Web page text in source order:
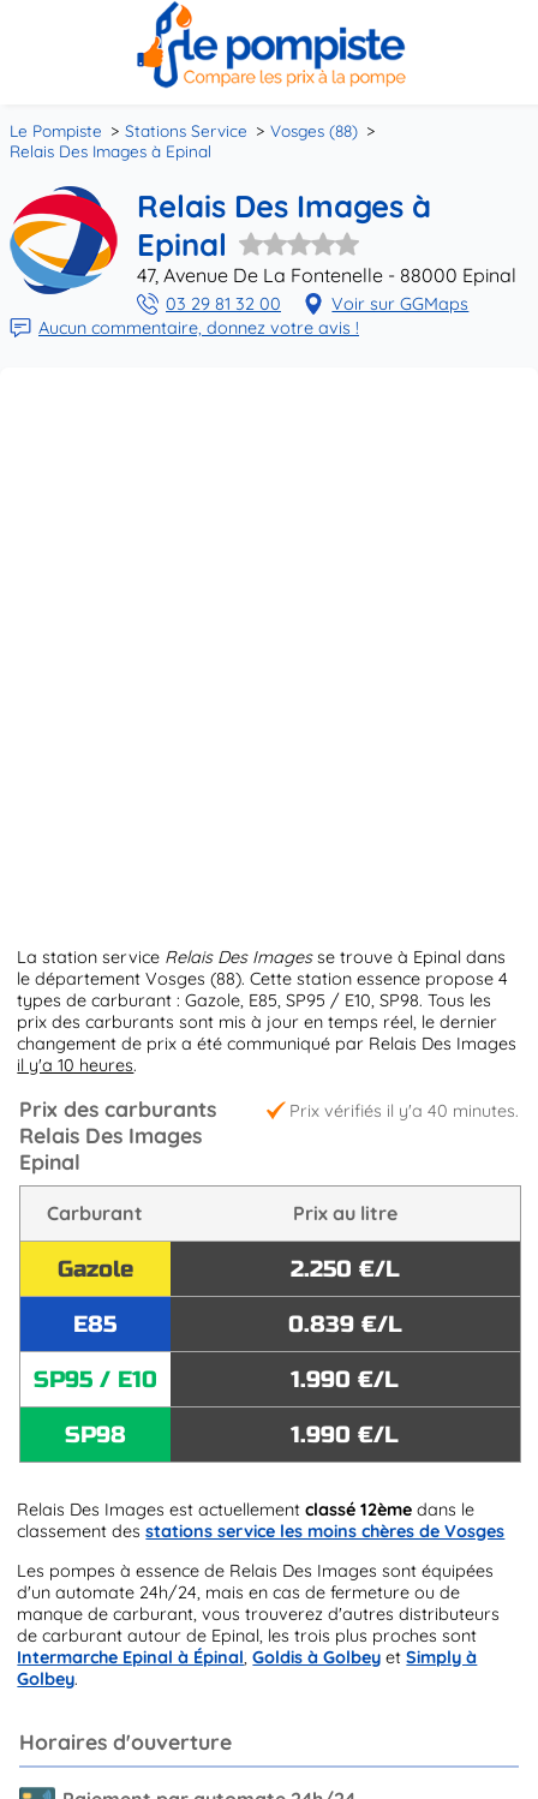
Le Pompiste Stations Service
Vosges (88)
Relais Des Images à Epinal
Relais Des Images à
Epinal
47, Avenue De La Fontenelle - 88000 Epinal
03 29 81 32 00
Voir sur GGMaps
Aucun commentaire, donnez votre avis !
La station service Relais Des Imagesse trouve à Epinal dans
le département Vosges (88). Cette station essence propose 4
types de carburant : Gazole, E85, SP95 / E10, SP98. Tous les
prix des carburants sont mis à jour en temps réel, le dernier
changement de prix a été communiqué par Relais Des Images
il y'a 10 heures.
Prix vérifiés il y'a 40 minutes.
Prix des carburants
Relais Des Images
Epinal
Carburant Prix au litre
Gazole
2.250 €/L
E85
0.839 €/L
SP95 / E10
1.990 €/L
SP98
1.990 €/L
Relais Des Images est actuellementclassé 12ème dans le
classement desstations service les moins chères de Vosges
Les pompes à essence de Relais Des Images sont équipées
d'un automate 24h/24, mais en cas de fermeture ou de
manque de carburant, vous trouverez d'autres distributeurs
de carburant autour de Epinal, les trois plus proches sont
Intermarche Epinal à Épinal,Goldis à Golbey etSimply à
Golbey.
Horaires d'ouverture